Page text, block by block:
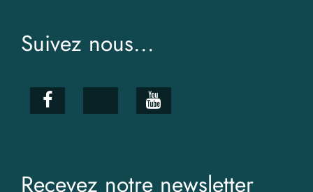
Suivez nous...
Recevez notre newsletter